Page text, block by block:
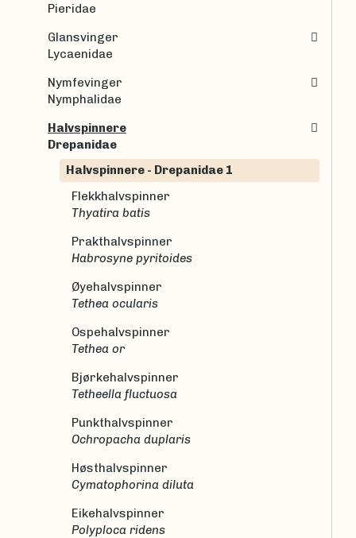
Pieridae
Glansvinger
Lycaenidae
Nymfevinger
Nymphalidae
Halvspinnere
Drepanidae
Halvspinnere - Drepanidae 1
Flekkhalvspinner
Thyatira batis
Prakthalvspinner
Habrosyne pyritoides
Øyehalvspinner
Tethea ocularis
Ospehalvspinner
Tethea or
Bjørkehalvspinner
Tetheella fluctuosa
Punkthalvspinner
Ochropacha duplaris
Høsthalvspinner
Cymatophorina diluta
Eikehalvspinner
Polyploca ridens